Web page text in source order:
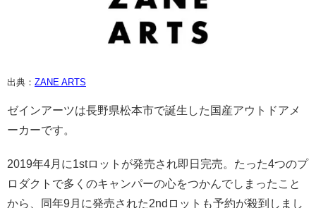
出典： ZANE ARTS
ゼインアーツは長野県松本市で誕生した国産アウトドアメ
ーカーです。
2019年4月に1stロットが発売され即日完売。たった4つのプ
ロダクトで多くのキャンパーの心をつかんでしまったこと
から、同年9月に発売された2ndロットも予約が殺到しまし